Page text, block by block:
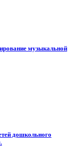
музыкальной
дошкольного